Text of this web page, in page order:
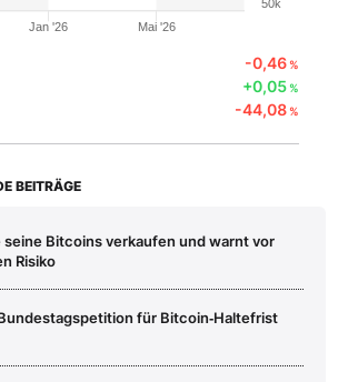
Jan '26 Mai '26
50k
-0,46%
+0,05%
-44,08%
BEITRÄGE
seine Bitcoins verkaufen und warnt vor
Risiko
für Bitcoin‑Haltefrist